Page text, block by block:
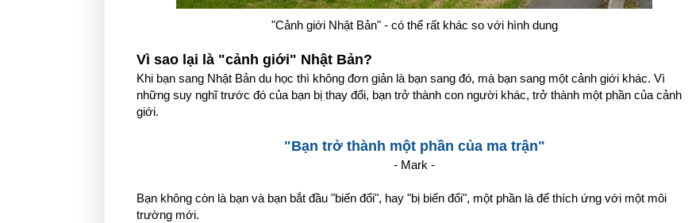
"Cảnh giới Nhật Bản" - có thể rất khác so với hình dung
Vì sao lại là "cảnh giới" Nhật Bản?
Khi bạn sang Nhật Bản du học thì không đơn giản là bạn sang đó, mà bạn sang một cảnh giới khác. Vì
những suy nghĩ trước đó của bạn bị thay đổi, bạn trở thành con người khác, trở thành một phần của cảnh
giới.
"Bạn trở thành một phần của ma trận"
- Mark -
Bạn không còn là bạn và bạn bắt đầu "biến đổi", hay "bị biến đổi", một phần là để thích ứng với một môi
trường mới.